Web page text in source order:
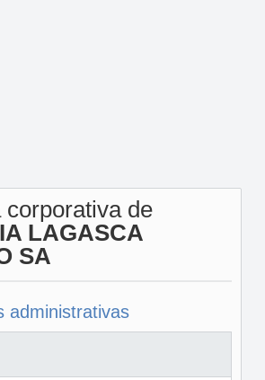
corporativa de
LAGASCA
SA
administrativas